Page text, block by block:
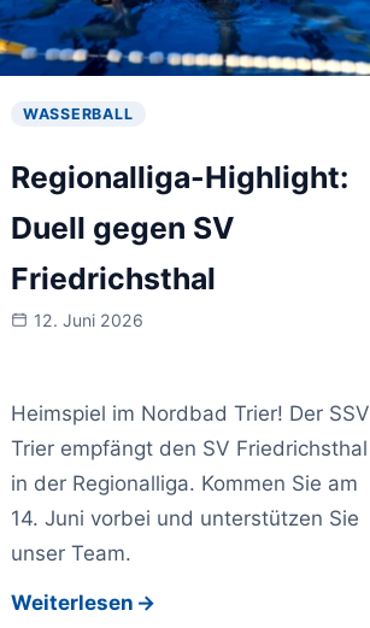
WASSERBALL
Regionalliga-Highlight:
Duell gegen SV
Friedrichsthal
Veranstaltung
12. Juni 2026
Heimspiel im Nordbad Trier! Der SSV
Trier empfängt den SV Friedrichsthal
in der Regionalliga. Kommen Sie am
14. Juni vorbei und unterstützen Sie
unser Team.
Weiterlesen